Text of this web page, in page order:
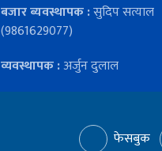
बजार ब्यवस्थापक :सुदिप सत्याल
(9861629077)
व्यवस्थापक :अर्जुन दुलाल
फेसबुक